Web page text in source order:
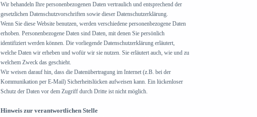
Wir behandeln Ihre personenbezogenen Daten vertraulich und entsprechend der
gesetzlichen Datenschutzvorschriften sowie dieser Datenschutzerklärung.
Wenn Sie diese Website benutzen, werden verschiedene personenbezogene Daten
erhoben. Personenbezogene Daten sind Daten, mit denen Sie persönlich
identifiziert werden können. Die vorliegende Datenschutzerklärung erläutert,
welche Daten wir erheben und wofür wir sie nutzen. Sie erläutert auch, wie und zu
welchem Zweck das geschieht.
Wir weisen darauf hin, dass die Datenübertragung im Internet (z.B. bei der
Kommunikation per E-Mail) Sicherheitslücken aufweisen kann. Ein lückenloser
Schutz der Daten vor dem Zugriff durch Dritte ist nicht möglich.
Hinweis zur verantwortlichen Stelle